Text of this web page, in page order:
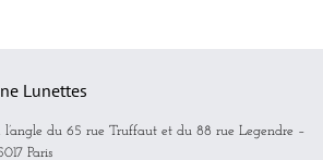
Lunettes
du 65 rue Truffaut et du 88 rue Legendre –
Paris